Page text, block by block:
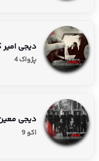
دیجی امیر
پژواک 4
دیجی
اکو 9